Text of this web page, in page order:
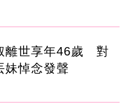
離世享年46歲 對
妹悼念發聲